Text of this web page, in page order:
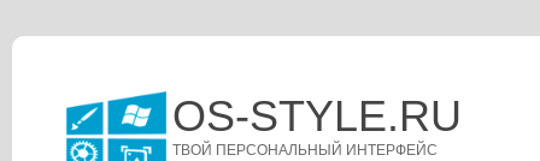
OS-STYLE.RU
ТВОЙ ПЕРСОНАЛЬНЫЙ ИНТЕРФЕЙС